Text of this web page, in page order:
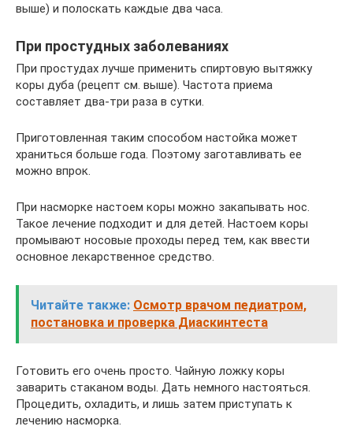
выше) и полоскать каждые два часа.
При простудных заболеваниях
При простудах лучше применить спиртовую вытяжку
коры дуба (рецепт см. выше). Частота приема
составляет два-три раза в сутки.
Приготовленная таким способом настойка может
храниться больше года. Поэтому заготавливать ее
можно впрок.
При насморке настоем коры можно закапывать нос.
Такое лечение подходит и для детей. Настоем коры
промывают носовые проходы перед тем, как ввести
основное лекарственное средство.
Читайте также: Осмотр врачом педиатром,
постановка и проверка Диаскинтеста
Готовить его очень просто. Чайную ложку коры
заварить стаканом воды. Дать немного настояться.
Процедить, охладить, и лишь затем приступать к
лечению насморка.